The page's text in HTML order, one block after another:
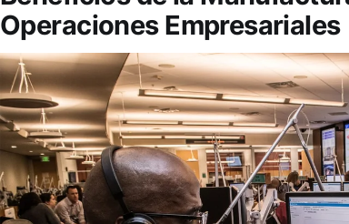
Operaciones Empresariales